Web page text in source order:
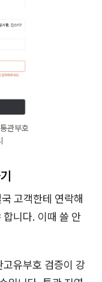
관부호
고객한테 연락해
니다. 이때 쓸 안
유부호 검증이 강